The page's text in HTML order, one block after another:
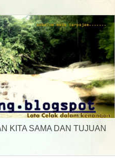
KITA SAMA DAN TUJUAN